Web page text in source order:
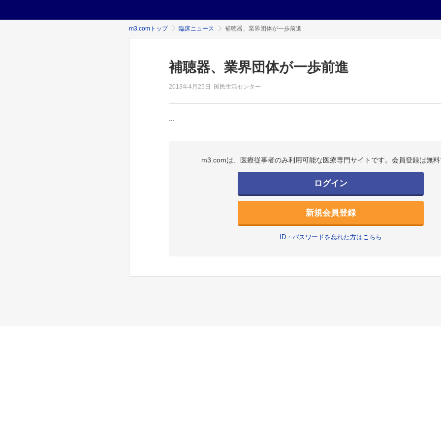
m3.comトップ 臨床ニュース 補聴器、業界団体が一歩前進
補聴器、業界団体が一歩前進
2013年4月25日 国民生活センター
...
m3.comは、医療従事者のみ利用可能な医療専門サイトです。会員登録は無
ログイン
新規会員登録
ID・パスワードを忘れた方はこちら